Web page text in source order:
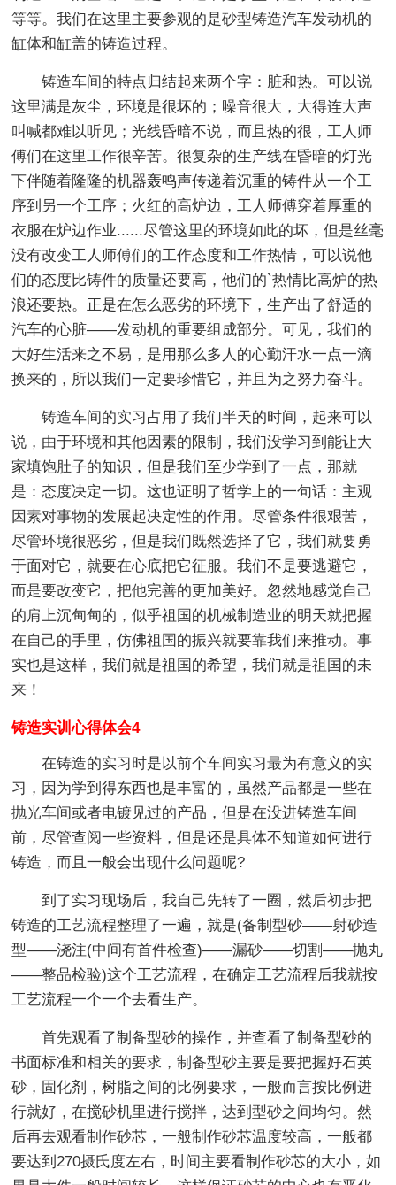
等等。我们在这里主要参观的是砂型铸造汽车发动机的
缸体和缸盖的铸造过程。
铸造车间的特点归结起来两个字：脏和热。可以说
这里满是灰尘，环境是很坏的；噪音很大，大得连大声
叫喊都难以听见；光线昏暗不说，而且热的很，工人师
傅们在这里工作很辛苦。很复杂的生产线在昏暗的灯光
下伴随着隆隆的机器轰鸣声传递着沉重的铸件从一个工
序到另一个工序；火红的高炉边，工人师傅穿着厚重的
衣服在炉边作业......尽管这里的环境如此的坏，但是丝毫
没有改变工人师傅们的工作态度和工作热情，可以说他
们的态度比铸件的质量还要高，他们的`热情比高炉的热
浪还要热。正是在怎么恶劣的环境下，生产出了舒适的
汽车的心脏——发动机的重要组成部分。可见，我们的
大好生活来之不易，是用那么多人的心勤汗水一点一滴
换来的，所以我们一定要珍惜它，并且为之努力奋斗。
铸造车间的实习占用了我们半天的时间，起来可以
说，由于环境和其他因素的限制，我们没学习到能让大
家填饱肚子的知识，但是我们至少学到了一点，那就
是：态度决定一切。这也证明了哲学上的一句话：主观
因素对事物的发展起决定性的作用。尽管条件很艰苦，
尽管环境很恶劣，但是我们既然选择了它，我们就要勇
于面对它，就要在心底把它征服。我们不是要逃避它，
而是要改变它，把他完善的更加美好。忽然地感觉自己
的肩上沉甸甸的，似乎祖国的机械制造业的明天就把握
在自己的手里，仿佛祖国的振兴就要靠我们来推动。事
实也是这样，我们就是祖国的希望，我们就是祖国的未
来！
铸造实训心得体会4
在铸造的实习时是以前个车间实习最为有意义的实
习，因为学到得东西也是丰富的，虽然产品都是一些在
抛光车间或者电镀见过的产品，但是在没进铸造车间
前，尽管查阅一些资料，但是还是具体不知道如何进行
铸造，而且一般会出现什么问题呢?
到了实习现场后，我自己先转了一圈，然后初步把
铸造的工艺流程整理了一遍，就是(备制型砂——射砂造
型——浇注(中间有首件检查)——漏砂——切割——抛丸
——整品检验)这个工艺流程，在确定工艺流程后我就按
工艺流程一个一个去看生产。
首先观看了制备型砂的操作，并查看了制备型砂的
书面标准和相关的要求，制备型砂主要是要把握好石英
砂，固化剂，树脂之间的比例要求，一般而言按比例进
行就好，在搅砂机里进行搅拌，达到型砂之间均匀。然
后再去观看制作砂芯，一般制作砂芯温度较高，一般都
要达到270摄氏度左右，时间主要看制作砂芯的大小，如